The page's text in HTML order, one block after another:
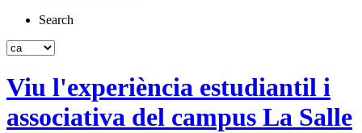
Search
Viu l'experiència estudiantil i
associativa del campus La Salle